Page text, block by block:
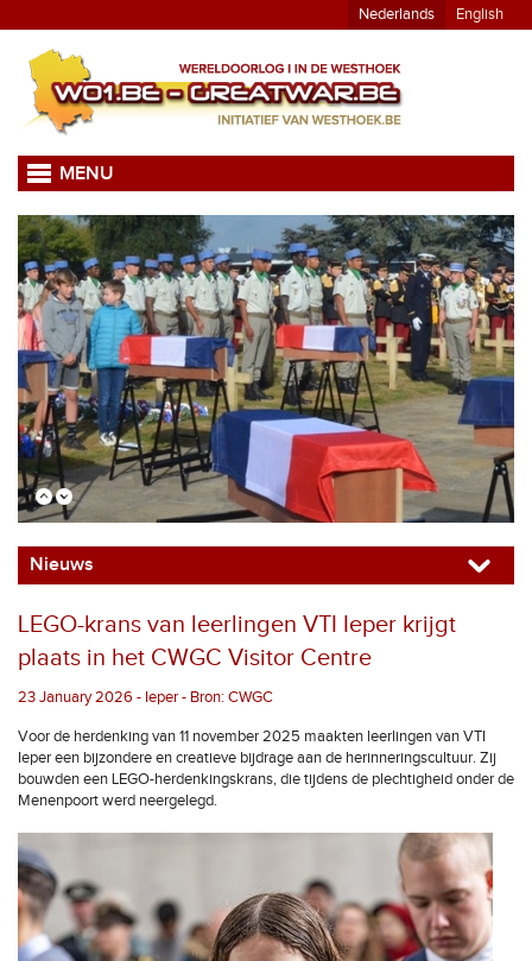
Nederlands English
MENU
Nieuws
LEGO-krans van leerlingen VTI Ieper krijgt
plaats in het CWGC Visitor Centre
23 January 2026 - Ieper - Bron: CWGC
Voor de herdenking van 11 november 2025 maakten leerlingen van VTI
Ieper een bijzondere en creatieve bijdrage aan de herinneringscultuur. Zij
bouwden een LEGO-herdenkingskrans, die tijdens de plechtigheid onder de
Menenpoort werd neergelegd.